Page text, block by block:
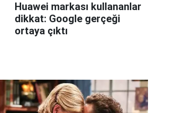
Huawei markası kullananlar
dikkat: Google gerçeği
ortaya çıktı